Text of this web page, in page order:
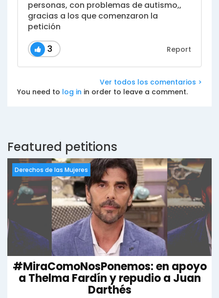
personas, con problemas de autismo,,
gracias a los que comenzaron la
petición
3 Report
Ver todos los comentarios >
You need to log in in order to leave a comment.
Featured petitions
Derechos de las Mujeres
#MiraComoNosPonemos: en apoyo
a Thelma Fardín y repudio a Juan
Darthés